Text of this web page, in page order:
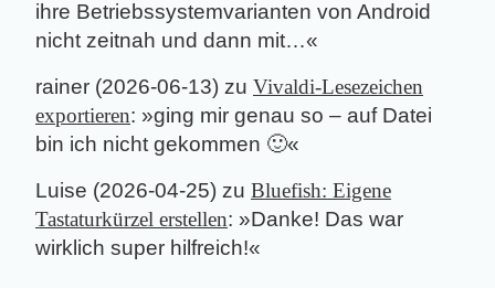
ihre Betriebssystemvarianten von Android
nicht zeitnah und dann mit…«
rainer (2026-06-13) zu Vivaldi-Lesezeichen
exportieren: »ging mir genau so – auf Datei
bin ich nicht gekommen 🙂«
Luise (2026-04-25) zu Bluefish: Eigene
Tastaturkürzel erstellen: »Danke! Das war
wirklich super hilfreich!«